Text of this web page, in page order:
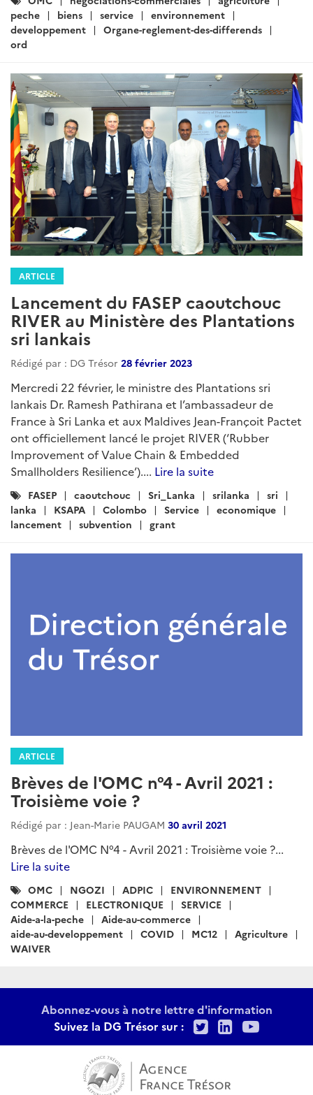
:
peche
biens service
environnement
developpement
Organe-reglement-des-differends
ord
ARTICLE
Lancement du FASEP caoutchouc
RIVER au Ministère des Plantations
sri lankais
Rédigé par : DG Trésor 28 février 2023
Mercredi 22 février, le ministre des Plantations sri
lankais Dr. Ramesh Pathirana et l’ambassadeur de
France à Sri Lanka et aux Maldives Jean-Françoit Pactet
ont officiellement lancé le projet RIVER (‘Rubber
Improvement of Value Chain & Embedded
Smallholders Resilience’).... Lire la suite
Catégories
:
FASEP caoutchouc Sri_Lanka srilanka
sri
lanka
KSAPA Colombo Service
economique
lancement
subvention grant
ARTICLE
Brèves de l'OMC n°4 - Avril 2021 :
Troisième voie ?
Rédigé par : Jean-Marie PAUGAM 30 avril 2021
Brèves de l'OMC N°4 - Avril 2021 : Troisième voie ?...
Lire la suite
Catégories
:
OMC NGOZI ADPIC
ENVIRONNEMENT
COMMERCE
ELECTRONIQUE
SERVICE
Aide-a-la-peche
Aide-au-commerce
aide-au-developpement
COVID MC12
Agriculture
WAIVER
Abonnez-vous à notre lettre d'information
Suivez la DG Trésor sur :
TwitterLinkedIn